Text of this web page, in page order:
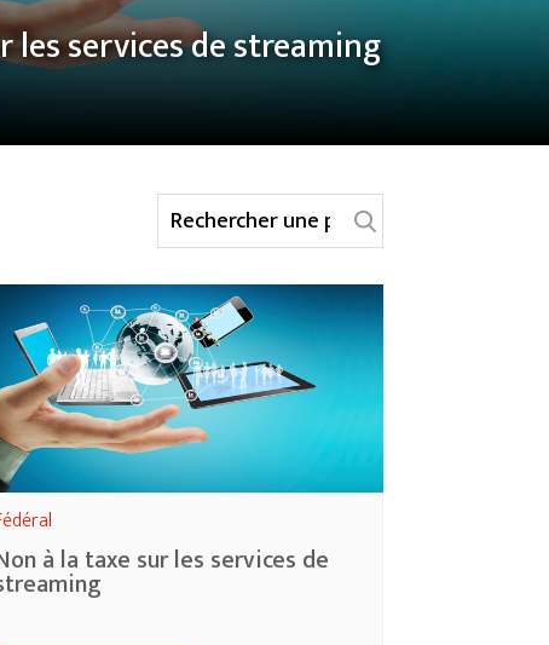
les services de streaming
à la taxe sur les services de